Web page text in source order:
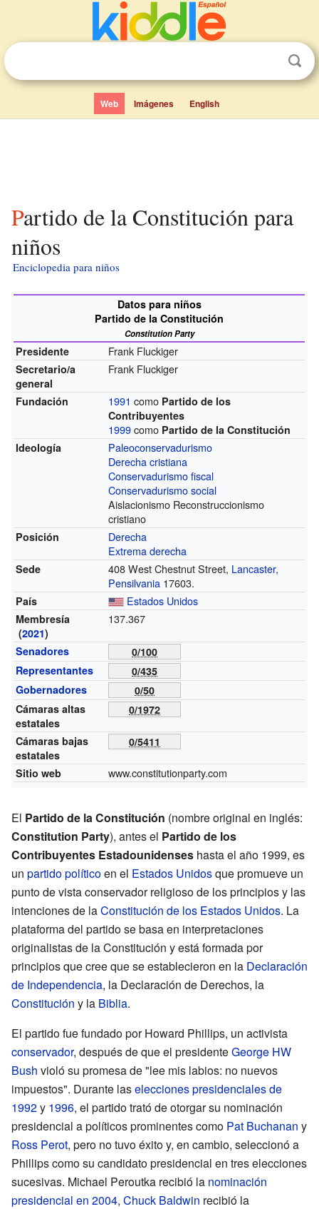
Web Imágenes English
Partido de la Constitución para
niños
Enciclopedia para niños
Datos para niños
Partido de la Constitución
Constitution Party
Presidente Frank Fluckiger
Secretario/a
general
Frank Fluckiger
Fundación 1991 como Partido de los
Contribuyentes
1999como Partido de la Constitución
Ideología
Paleoconservadurismo
Derecha cristiana
Conservadurismo fiscal
Conservadurismo social
Aislacionismo Reconstruccionismo
cristiano
Posición
Derecha
Extrema derecha
Sede 408 West Chestnut Street, Lancaster,
Pensilvania 17603.
País Estados Unidos
Membresía
(2021)
137.367
Senadores
0/100
Representantes
0/435
Gobernadores
0/50
Cámaras altas
estatales
0/1972
Cámaras bajas
estatales
0/5411
Sitio web www.constitutionparty.com
El Partido de la Constitución (nombre original en inglés:
Constitution Party), antes el Partido de los
Contribuyentes Estadounidenses hasta el año 1999, es
un partido políticoen el Estados Unidosque promueve un
punto de vista conservador religioso de los principios y las
intenciones de laConstitución de los Estados Unidos. La
plataforma del partido se basa en interpretaciones
originalistas de la Constitución y está formada por
principios que cree que se establecieron en la Declaración
de Independencia, la Declaración de Derechos, la
Constitución y la Biblia.
El partido fue fundado por Howard Phillips, un activista
conservador, después de que el presidenteGeorge HW
Bush violó su promesa de "lee mis labios: no nuevos
impuestos". Durante laselecciones presidenciales de
1992y 1996, el partido trató de otorgar su nominación
presidencial a políticos prominentes como Pat Buchanan y
Ross Perot, pero no tuvo éxito y, en cambio, seleccionó a
Phillips como su candidato presidencial en tres elecciones
sucesivas. Michael Peroutka recibió la nominación
presidencial en 2004, Chuck Baldwin recibió la